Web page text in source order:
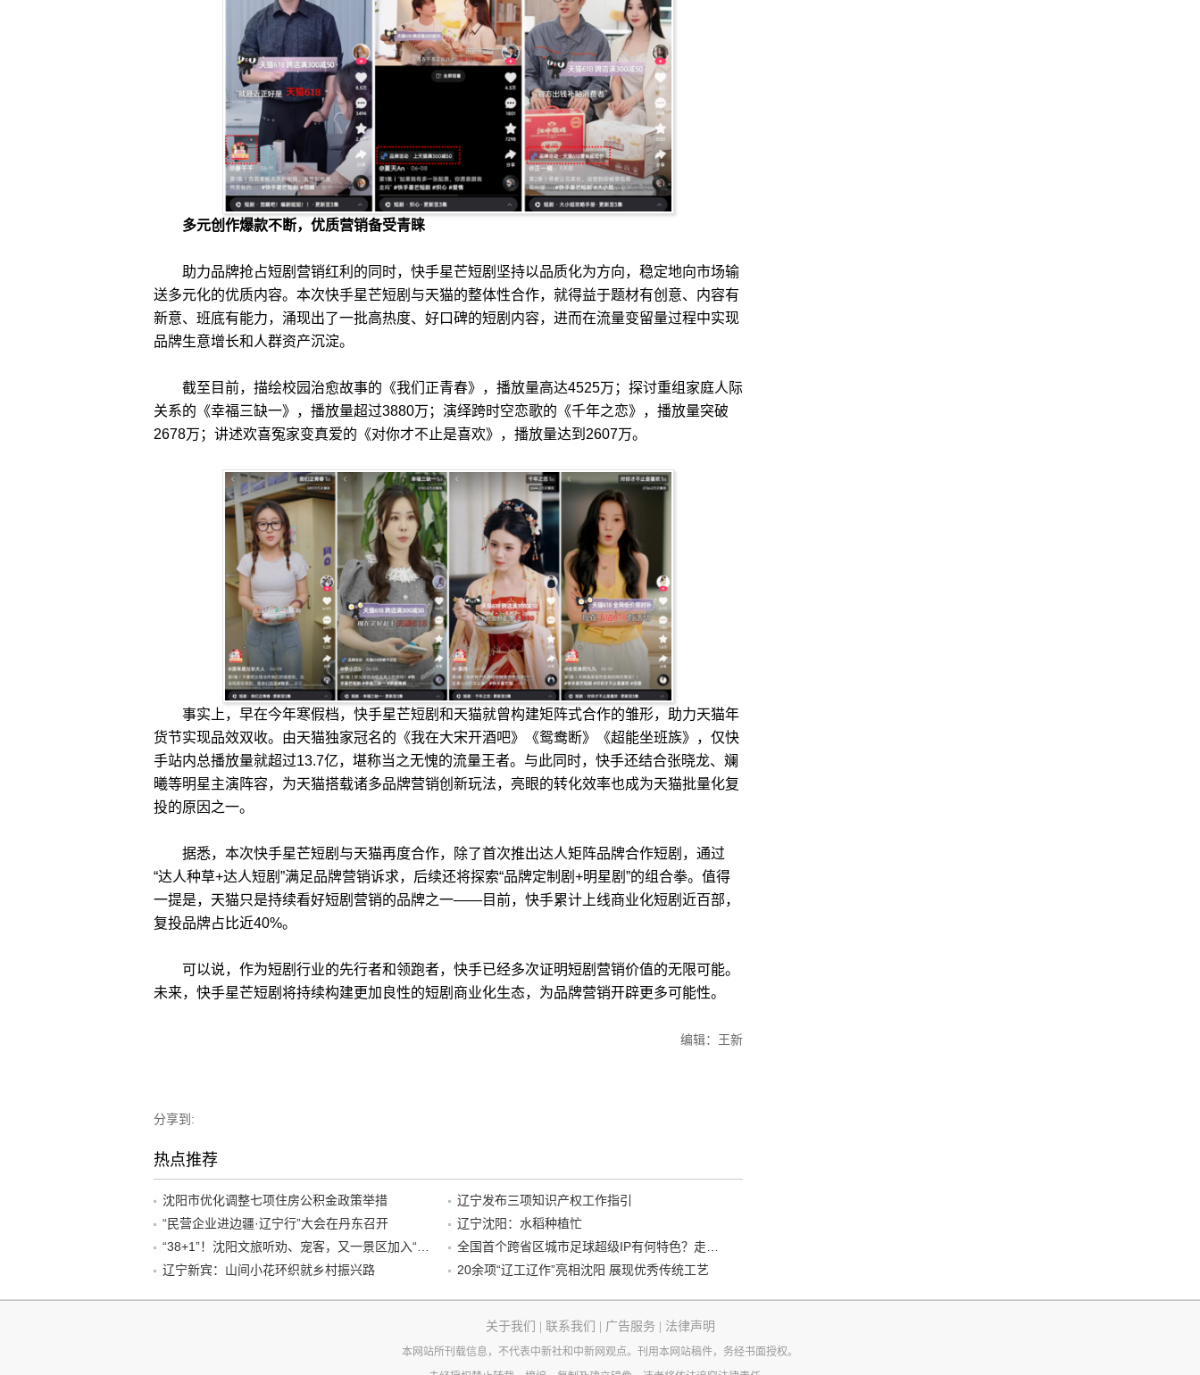
多元创作爆款不断，优质营销备受青睐
助力品牌抢占短剧营销红利的同时，快手星芒短剧坚持以品质化为方向，稳定地向市场输
送多元化的优质内容。本次快手星芒短剧与天猫的整体性合作，就得益于题材有创意、内容有
新意、班底有能力，涌现出了一批高热度、好口碑的短剧内容，进而在流量变留量过程中实现
品牌生意增长和人群资产沉淀。
截至目前，描绘校园治愈故事的《我们正青春》，播放量高达4525万；探讨重组家庭人际
关系的《幸福三缺一》，播放量超过3880万；演绎跨时空恋歌的《千年之恋》，播放量突破
2678万；讲述欢喜冤家变真爱的《对你才不止是喜欢》，播放量达到2607万。
事实上，早在今年寒假档，快手星芒短剧和天猫就曾构建矩阵式合作的雏形，助力天猫年
货节实现品效双收。由天猫独家冠名的《我在大宋开酒吧》《鸳鸯断》《超能坐班族》，仅快
手站内总播放量就超过13.7亿，堪称当之无愧的流量王者。与此同时，快手还结合张晓龙、斓
曦等明星主演阵容，为天猫搭载诸多品牌营销创新玩法，亮眼的转化效率也成为天猫批量化复
投的原因之一。
据悉，本次快手星芒短剧与天猫再度合作，除了首次推出达人矩阵品牌合作短剧，通过
“达人种草+达人短剧”满足品牌营销诉求，后续还将探索“品牌定制剧+明星剧”的组合拳。值得
一提是，天猫只是持续看好短剧营销的品牌之一——目前，快手累计上线商业化短剧近百部，
复投品牌占比近40%。
可以说，作为短剧行业的先行者和领跑者，快手已经多次证明短剧营销价值的无限可能。
未来，快手星芒短剧将持续构建更加良性的短剧商业化生态，为品牌营销开辟更多可能性。
编辑：王新
分享到:
热点推荐
沈阳市优化调整七项住房公积金政策举措
辽宁发布三项知识产权工作指引
“民营企业进边疆·辽宁行”大会在丹东召开
辽宁沈阳：水稻种植忙
“38+1”！沈阳文旅听劝、宠客，又一景区加入“东北超”优惠名单！
全国首个跨省区城市足球超级IP有何特色？走进沈阳现场去看看
辽宁新宾：山间小花环织就乡村振兴路
20余项“辽工辽作”亮相沈阳 展现优秀传统工艺
关于我们 联系我们 广告服务 法律声明
本网站所刊载信息，不代表中新社和中新网观点。刊用本网站稿件，务经书面授权。